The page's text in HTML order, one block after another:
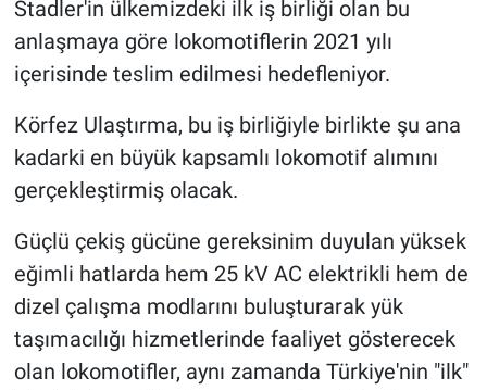
Stadler'in ülkemizdeki ilk iş birliği olan bu
anlaşmaya göre lokomotiflerin 2021 yılı
içerisinde teslim edilmesi hedefleniyor.
Körfez Ulaştırma, bu iş birliğiyle birlikte şu ana
kadarki en büyük kapsamlı lokomotif alımını
gerçekleştirmiş olacak.
Güçlü çekiş gücüne gereksinim duyulan yüksek
eğimli hatlarda hem 25 kV AC elektrikli hem de
dizel çalışma modlarını buluşturarak yük
taşımacılığı hizmetlerinde faaliyet gösterecek
olan lokomotifler, aynı zamanda Türkiye'nin "ilk"